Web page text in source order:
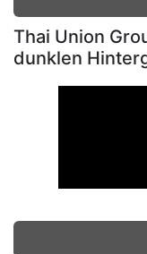
Thai Union
dunklen